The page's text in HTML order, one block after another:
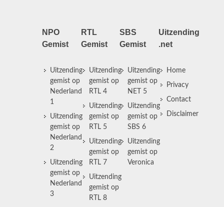
NPO
Gemist
Uitzending
gemist op
Nederland
1
Uitzending
gemist op
Nederland
2
Uitzending
gemist op
Nederland
3
RTL
Gemist
Uitzending
gemist op
RTL 4
Uitzending
gemist op
RTL 5
Uitzending
gemist op
RTL 7
Uitzending
gemist op
RTL 8
SBS
Gemist
Uitzending
gemist op
NET 5
Uitzending
gemist op
SBS 6
Uitzending
gemist op
Veronica
Uitzending
.net
Home
Privacy
Contact
Disclaimer